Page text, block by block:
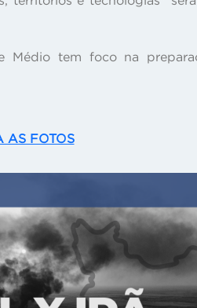
tem foco na
AS FOTOS